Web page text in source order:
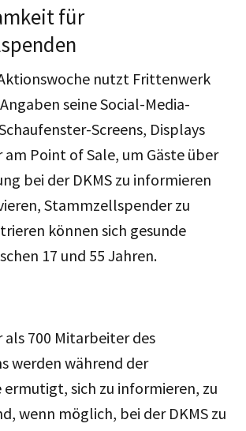
für
nutzt Frittenwerk
seine Social-Media-
Screens, Displays
Point of Sale, um Gäste über
bei der DKMS zu informieren
Stammzellspender zu
können sich gesunde
17 und 55 Jahren.
als 700 Mitarbeiter des
werden während der
sich zu informieren, zu
wenn möglich, bei der DKMS zu